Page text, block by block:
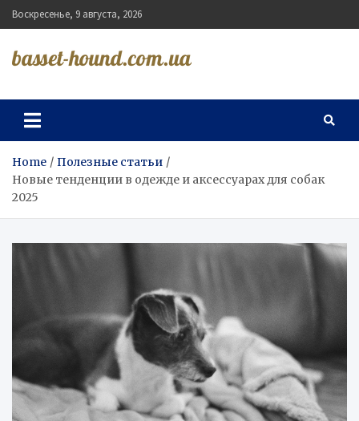
Skip
to
Воскресенье, 9 августа, 2026
basset-hound.com.ua
Home
Полезные статьи
Новые тенденции в одежде и аксессуарах для собак
2025